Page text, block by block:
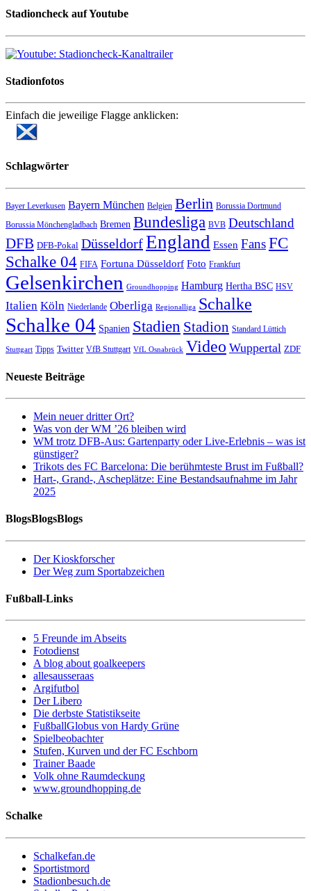
Stadioncheck auf Youtube
Stadionfotos
Einfach die jeweilige Flagge anklicken:
Schlagwörter
Bayer Leverkusen Bayern München Belgien Berlin Borussia Dortmund
Borussia Mönchengladbach Bremen Bundesliga BVB Deutschland
DFB DFB-Pokal DüsseldorfEngland Essen FansFC
Schalke 04 FIFA Fortuna Düsseldorf Foto Frankfurt
Gelsenkirchen Groundhopping Hamburg Hertha BSC HSV
Italien Köln Niederlande Oberliga Regionalliga Schalke
Schalke 04 Spanien Stadien Stadion Standard Lüttich
Stuttgart Tipps Twitter VfB Stuttgart VfL Osnabrück Video Wuppertal ZDF
Neueste Beiträge
Mein neuer dritter Ort?
Was von der WM ’26 bleiben wird
WM trotz DFB-Aus: Gartenparty oder Live-Erlebnis – was ist
günstiger?
Trikots des FC Barcelona: Die berühmteste Brust im Fußball?
Hart-, Grand-, Ascheplätze: Eine Bestandsaufnahme im Jahr
2025
BlogsBlogsBlogs
Der Kioskforscher
Der Weg zum Sportabzeichen
Fußball-Links
5 Freunde im Abseits
Fotodienst
A blog about goalkeepers
allesausseraas
Argifutbol
Der Libero
Die derbste Statistikseite
FußballGlobus von Hardy Grüne
Spielbeobachter
Stufen, Kurven und der FC Eschborn
Trainer Baade
Volk ohne Raumdeckung
www.groundhopping.de
Schalke
Schalkefan.de
Sportistmord
Stadionbesuch.de